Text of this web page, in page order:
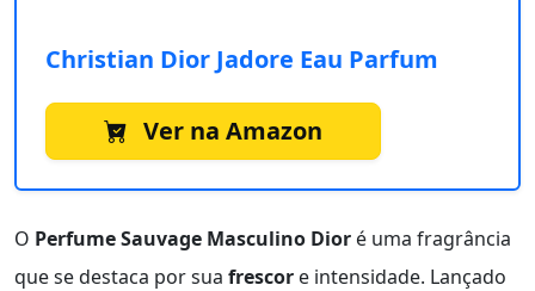
Christian Dior Jadore Eau Parfum
Ver na Amazon
O Perfume Sauvage Masculino Dior é uma fragrância
que se destaca por sua frescor e intensidade. Lançado